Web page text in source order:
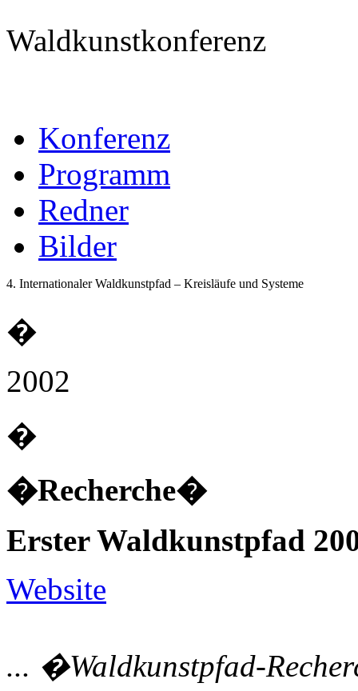
Waldkunstkonferenz
Konferenz
Programm
Redner
Bilder
4. Internationaler Waldkunstpfad – Kreisläufe und Systeme
�
2002
�
�Recherche�
Erster Waldkunstpfad
Website
... �Waldkunstpfad-